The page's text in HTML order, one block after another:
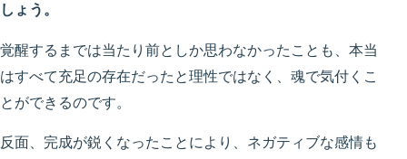
しょう。
覚醒するまでは当たり前としか思わなかったことも、本当
はすべて充足の存在だったと理性ではなく、魂で気付くこ
とができるのです。
反面、完成が鋭くなったことにより、ネガティブな感情も